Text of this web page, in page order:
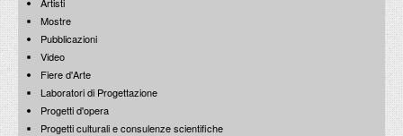
Lezione Magistrale di Paolo Marconi
Architetti e muratori
9 aprile 2013
150 anni di disastri in Italia: 1861-2011
12 dicembre 2011
Mostre
Pubblicazioni
Video
Fiere d'Arte
Laboratori di Progettazione
Progetti d'opera
Progetti culturali e consulenze scientifiche